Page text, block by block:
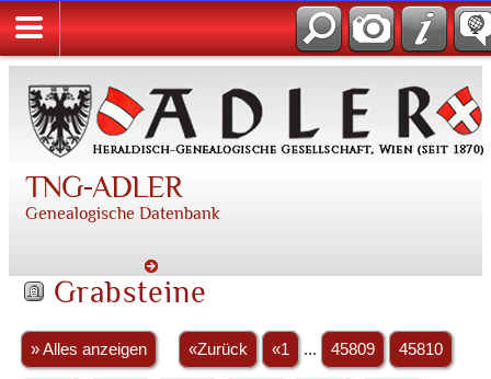
TNG-ADLER
Genealogische Datenbank
Grabsteine
» Alles anzeigen «Zurück «1 ... 45809 45810